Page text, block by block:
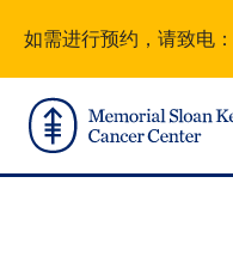
main
content
footer
如需进行预约，请致电：